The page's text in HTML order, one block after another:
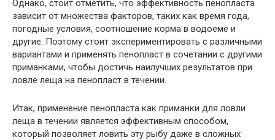
Однако, стоит отметить, что эффективность пенопласта
зависит от множества факторов, таких как время года,
погодные условия, соотношение корма в водоеме и
другие. Поэтому стоит экспериментировать с различными
вариантами и применять пенопласт в сочетании с другими
приманками, чтобы достичь наилучших результатов при
ловле леща на пенопласт в течении.
Итак, применение пенопласта как приманки для ловли
леща в течении является эффективным способом,
который позволяет ловить эту рыбу даже в сложных